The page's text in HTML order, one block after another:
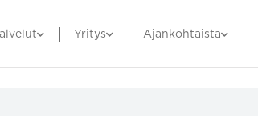
Yritys Ajankohtaista